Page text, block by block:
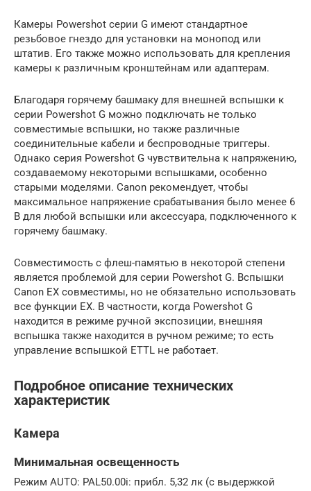
Камеры Powershot серии G имеют стандартное
резьбовое гнездо для установки на монопод или
штатив. Его также можно использовать для крепления
камеры к различным кронштейнам или адаптерам.
Благодаря горячему башмаку для внешней вспышки к
серии Powershot G можно подключать не только
совместимые вспышки, но также различные
соединительные кабели и беспроводные триггеры.
Однако серия Powershot G чувствительна к напряжению,
создаваемому некоторыми вспышками, особенно
старыми моделями. Canon рекомендует, чтобы
максимальное напряжение срабатывания было менее 6
В для любой вспышки или аксессуара, подключенного к
горячему башмаку.
Совместимость с флеш-памятью в некоторой степени
является проблемой для серии Powershot G. Вспышки
Canon EX совместимы, но не обязательно использовать
все функции EX. В частности, когда Powershot G
находится в режиме ручной экспозиции, внешняя
вспышка также находится в ручном режиме; то есть
управление вспышкой ETTL не работает.
Подробное описание технических
характеристик
Камера
Минимальная освещенность
Режим AUTO: PAL50.00i: прибл. 5,32 лк (с выдержкой